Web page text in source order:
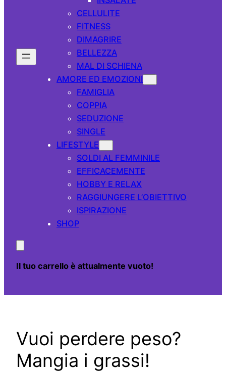
CELLULITE
FITNESS
DIMAGRIRE
BELLEZZA
MAL DI SCHIENA
AMORE ED EMOZIONI
FAMIGLIA
COPPIA
SEDUZIONE
SINGLE
LIFESTYLE
SOLDI AL FEMMINILE
EFFICACEMENTE
HOBBY E RELAX
RAGGIUNGERE L’OBIETTIVO
ISPIRAZIONE
SHOP
Il tuo carrello è attualmente vuoto!
Vuoi perdere peso?
Mangia i grassi!